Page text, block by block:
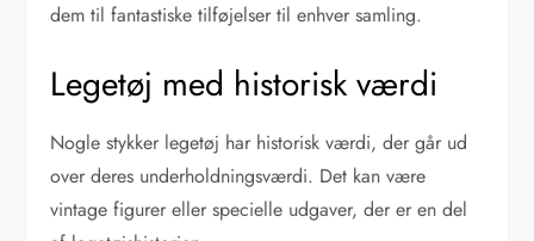
dem til fantastiske tilføjelser til enhver samling.
Legetøj med historisk værdi
Nogle stykker legetøj har historisk værdi, der går ud
over deres underholdningsværdi. Det kan være
vintage figurer eller specielle udgaver, der er en del